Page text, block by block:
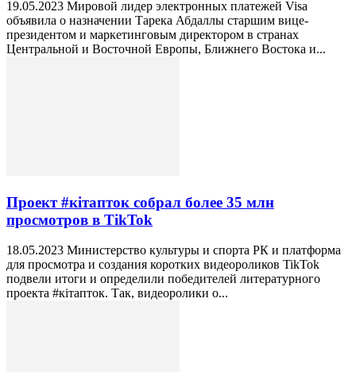
19.05.2023 Мировой лидер электронных платежей Visa
объявила о назначении Тарека Абдаллы старшим вице-
президентом и маркетинговым директором в странах
Центральной и Восточной Европы, Ближнего Востока и...
Проект #кiтапток собрал более 35 млн
просмотров в TikTok
18.05.2023 Министерство культуры и спорта РК и платформа
для просмотра и создания коротких видеороликов TikTok
подвели итоги и определили победителей литературного
проекта #кiтапток. Так, видеоролики о...